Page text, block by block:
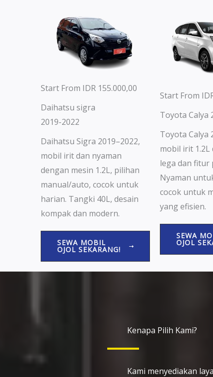
Start From IDR 155.000,00
Daihatsu sigra
2019-2022
Daihatsu Sigra 2019–2022,
mobil irit dan nyaman
dengan mesin 1.2L, pilihan
manual/auto, cocok untuk
harian. Tangki 40L, desain
kompak dan modern.
SEWA MOBIL
OJOL SEKARANG!
Start From
Toyota Calya
Toyota Calya
mobil irit
lega dan fitur
Nyaman
cocok untuk
yang efisien.
SEWA
OJOL
Kenapa Pilih Kami?
Kami menyediakan